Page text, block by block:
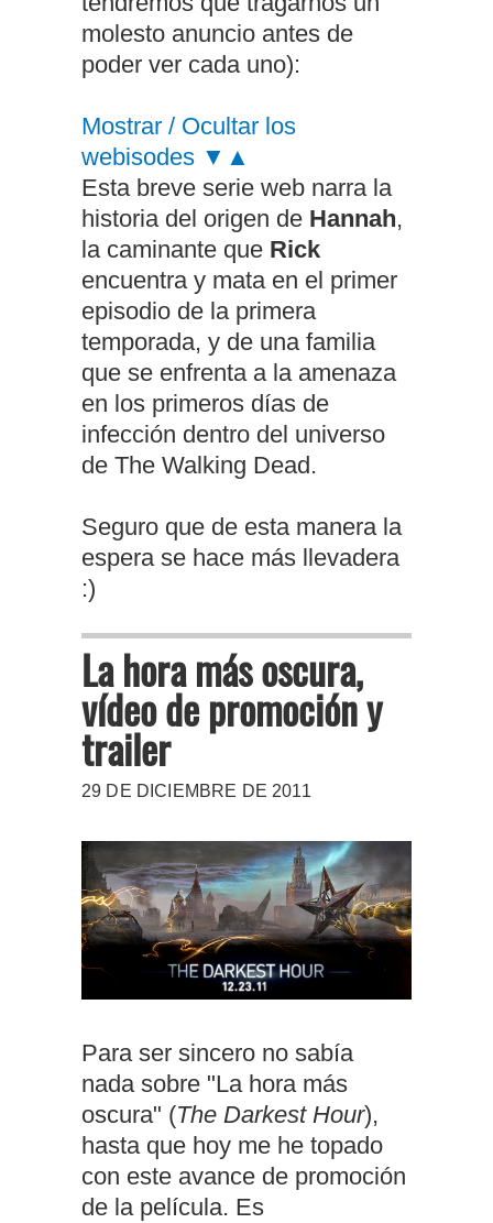
molesto anuncio antes de
poder ver cada uno):
Mostrar / Ocultar los
webisodes ▼▲
Esta breve serie web narra la
historia del origen de Hannah,
la caminante que Rick
encuentra y mata en el primer
episodio de la primera
temporada, y de una familia
que se enfrenta a la amenaza
en los primeros días de
infección dentro del universo
de The Walking Dead.
Seguro que de esta manera la
espera se hace más llevadera
:)
La hora más oscura,
vídeo de promoción y
trailer
29 DE DICIEMBRE DE 2011
Para ser sincero no sabía
nada sobre "La hora más
oscura" (The Darkest Hour),
hasta que hoy me he topado
con este avance de promoción
de la película. Es